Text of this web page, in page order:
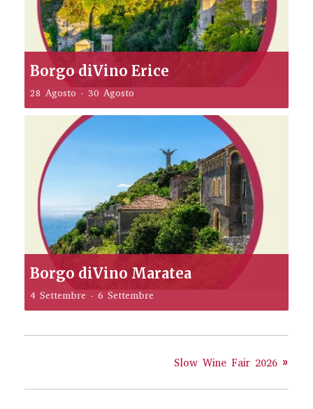
Borgo diVino Erice
28 Agosto - 30 Agosto
Borgo diVino Maratea
4 Settembre - 6 Settembre
Slow Wine Fair 2026 »